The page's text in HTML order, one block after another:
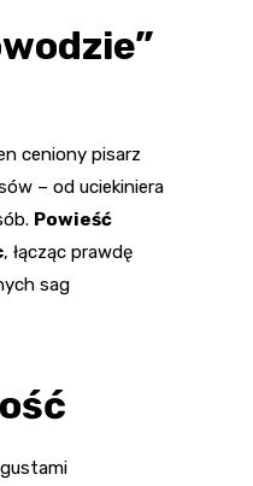
ceniony pisarz
– od uciekiniera
Powieść
, łącząc prawdę
sag